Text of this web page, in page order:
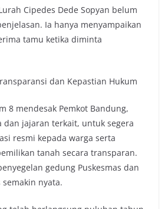
Cipedes Dede Sopyan belum
Ia hanya menyampaikan
tamu ketika diminta
dan Kepastian Hukum
8 mendesak Pemkot Bandung,
dan jajaran terkait, untuk segera
resmi kepada warga serta
tanah secara transparan.
gedung Puskesmas dan
nyata.